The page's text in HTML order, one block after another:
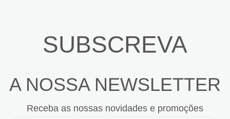
SUBSCREVA
A NOSSA NEWSLETTER
Receba as nossas novidades e promoções